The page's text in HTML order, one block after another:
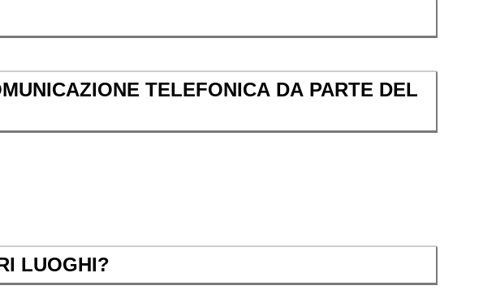
TELEFONICA DA PARTE DEL
LUOGHI?